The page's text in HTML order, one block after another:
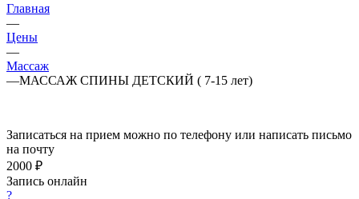
Главная
—
Цены
—
Массаж
—МАССАЖ СПИНЫ ДЕТСКИЙ ( 7-15 лет)
Записаться на прием можно по телефону или написать письмо
на почту
2000 ₽
Запись онлайн
?